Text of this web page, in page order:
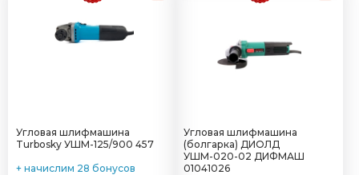
Угловая шлифмашина
Turbosky УШМ-125/900 457
+ начислим 28 бонусов
Угловая шлифмашина
(болгарка) ДИОЛД
УШМ-020-02 ДИФМАШ
01041026